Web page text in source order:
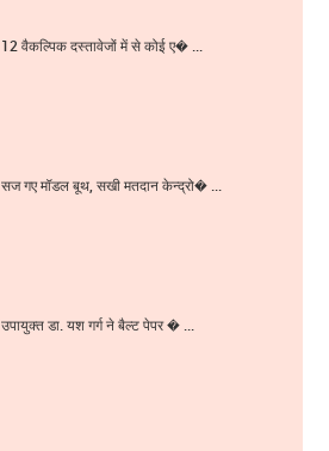
12 वैकल्पिक दस्तावेजों में से कोई ए� ...
सज गए मॉडल बूथ, सखी मतदान केन्द्रो� ...
उपायुक्त डा. यश गर्ग ने बैल्ट पेपर � ...